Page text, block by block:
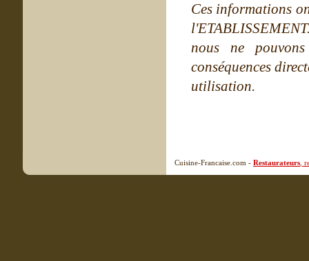
Ces informations
nous ne
conséquences
utilisation.
Cuisine-Francaise.com - Restaurateurs ,